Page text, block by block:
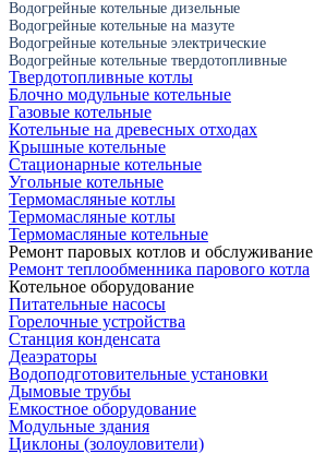
Водогрейные котельные дизельные
Водогрейные котельные на мазуте
Водогрейные котельные электрические
Водогрейные котельные твердотопливные
Твердотопливные котлы
Блочно модульные котельные
Газовые котельные
Котельные на древесных отходах
Крышные котельные
Стационарные котельные
Угольные котельные
Термомасляные котлы
Термомасляные котлы
Термомасляные котельные
Ремонт паровых котлов и обслуживание
Ремонт теплообменника парового котла
Котельное оборудование
Питательные насосы
Горелочные устройства
Станция конденсата
Деаэраторы
Водоподготовительные установки
Дымовые трубы
Емкостное оборудование
Mодульные здания
Циклоны (золоуловители)